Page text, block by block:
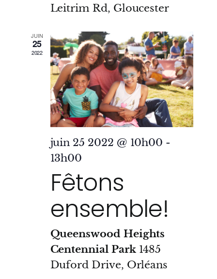
Leitrim Rd, Gloucester
JUIN
25
2022
juin 25 2022 @ 10h00 -
13h00
Fêtons
ensemble!
Queenswood Heights
Centennial Park 1485
Duford Drive, Orléans